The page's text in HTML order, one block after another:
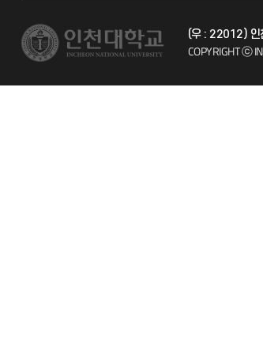
시설예약 (우 : 22012) 인
COPYRIGHT ⓒ